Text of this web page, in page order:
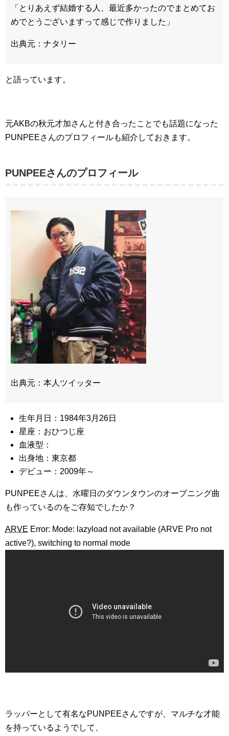
「とりあえず結婚する人、最近多かったのでまとめてお
めでとうございますって感じで作りました」
出典元：ナタリー
と語っています。
元AKBの秋元才加さんと付き合ったことでも話題になった
PUNPEEさんのプロフィールも紹介しておきます。
PUNPEEさんのプロフィール
出典元：本人ツイッター
生年月日：1984年3月26日
星座：おひつじ座
血液型：
出身地：東京都
デビュー：2009年～
PUNPEEさんは、水曜日のダウンタウンのオープニング曲
も作っているのをご存知でしたか？
ARVE Error: Mode: lazyload not available (ARVE Pro not
active?), switching to normal mode
ラッパーとして有名なPUNPEEさんですが、マルチな才能
を持っているようでして、